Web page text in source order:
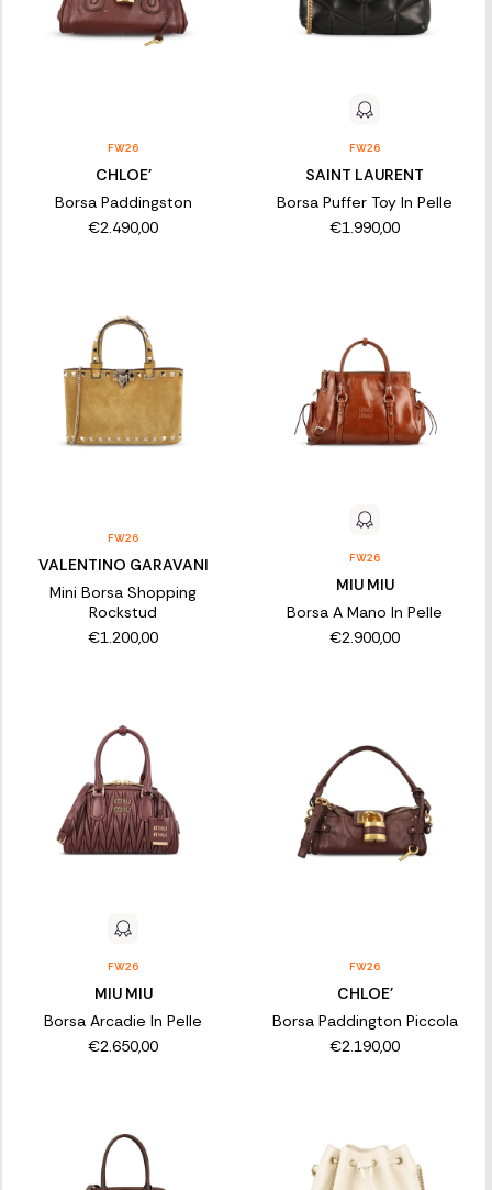
FW26
CHLOE'
Borsa Paddingston
€2.490,00
FW26
SAINT LAURENT
Borsa Puffer Toy In Pelle
€1.990,00
FW26
VALENTINO GARAVANI
Mini Borsa Shopping
Rockstud
€1.200,00
FW26
MIU MIU
Borsa A Mano In Pelle
€2.900,00
FW26
MIU MIU
Borsa Arcadie In Pelle
€2.650,00
FW26
CHLOE'
Borsa Paddington Piccola
€2.190,00